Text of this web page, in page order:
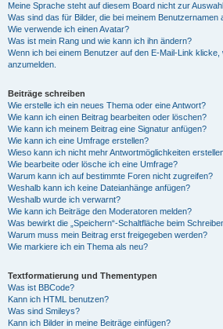
Meine Sprache steht auf diesem Board nicht zur
Was sind das für Bilder, die bei meinem Benutzernamen
Wie verwende ich einen Avatar?
Was ist mein Rang und wie kann ich ihn ändern?
Wenn ich bei einem Benutzer auf den E-Mail-Link
anzumelden.
Beiträge schreiben
Wie erstelle ich ein neues Thema oder eine Antwort?
Wie kann ich einen Beitrag bearbeiten oder löschen?
Wie kann ich meinem Beitrag eine Signatur anfügen?
Wie kann ich eine Umfrage erstellen?
Wieso kann ich nicht mehr Antwortmöglichkeiten
Wie bearbeite oder lösche ich eine Umfrage?
Warum kann ich auf bestimmte Foren nicht zugreifen?
Weshalb kann ich keine Dateianhänge anfügen?
Weshalb wurde ich verwarnt?
Wie kann ich Beiträge den Moderatoren melden?
Was bewirkt die „Speichern“-Schaltfläche beim
Warum muss mein Beitrag erst freigegeben werden?
Wie markiere ich ein Thema als neu?
Textformatierung und Thementypen
Was ist BBCode?
Kann ich HTML benutzen?
Was sind Smileys?
Kann ich Bilder in meine Beiträge einfügen?